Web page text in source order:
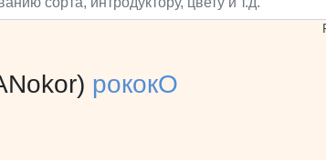
рококО